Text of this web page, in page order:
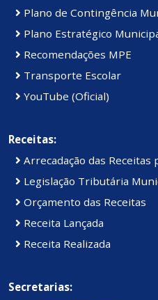
Plano de Contingência
Plano Estratégico
Recomendações MPE
Transporte Escolar
YouTube (Oficial)
Receitas:
Arrecadação das Receitas
Legislação Tributária
Orçamento das Receitas
Receita Lançada
Receita Realizada
Secretarias: